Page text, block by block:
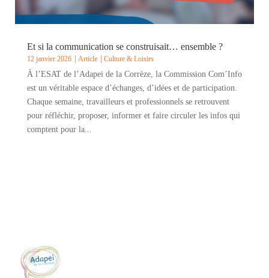
Et si la communication se construisait… ensemble ?
12 janvier 2026 Article Culture & Loisirs
À l’ESAT de l’Adapei de la Corrèze, la Commission Com’Info
est un véritable espace d’échanges, d’idées et de participation.
Chaque semaine, travailleurs et professionnels se retrouvent
pour réfléchir, proposer, informer et faire circuler les infos qui
comptent pour la...